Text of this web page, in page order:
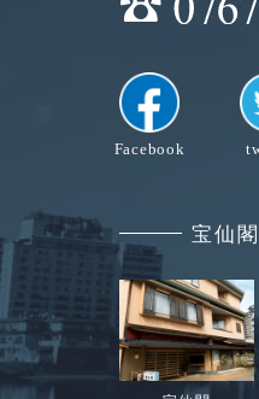
Facebook
宝仙